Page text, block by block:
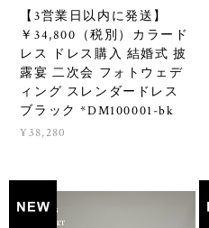
【3営業日以内に発送】
￥34,800（税別）カラード
レス ドレス購入 結婚式 披
露宴 二次会 フォトウェデ
ィング スレンダードレス
ブラック *DM100001-bk
¥38,280